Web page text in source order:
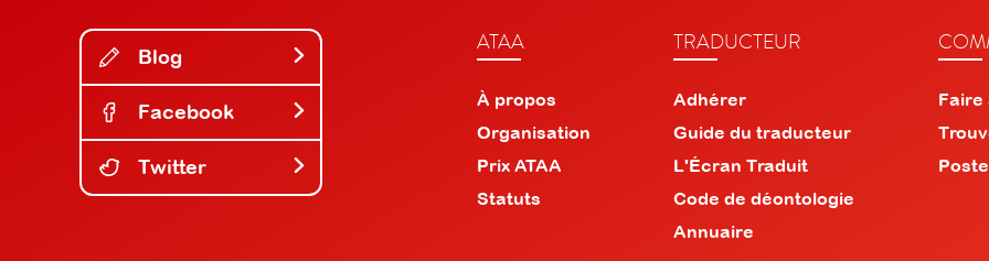
Blog
Facebook
Twitter
ATAA
À propos
Organisation
Prix ATAA
Statuts
TRADUCTEUR
Adhérer
Guide du traducteur
L'Écran Traduit
Code de déontologie
Annuaire